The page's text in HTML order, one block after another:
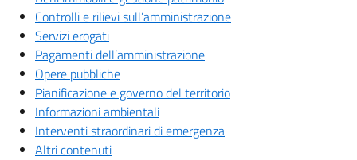
Controlli e rilievi sull’amministrazione
Servizi erogati
Pagamenti dell’amministrazione
Opere pubbliche
Pianificazione e governo del territorio
Informazioni ambientali
Interventi straordinari di emergenza
Altri contenuti